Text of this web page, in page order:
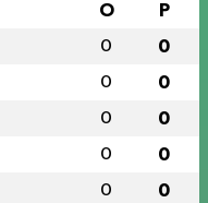
O P
0 0
0 0
0 0
0 0
0 0